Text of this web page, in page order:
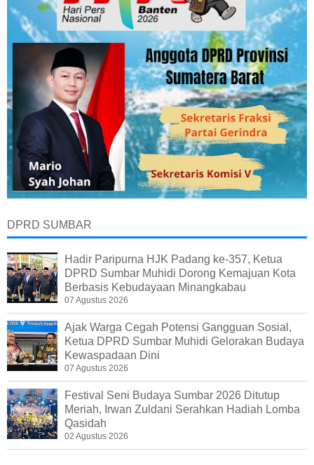
DPRD SUMBAR
Hadir Paripurna HJK Padang ke-357, Ketua
DPRD Sumbar Muhidi Dorong Kemajuan Kota
Berbasis Kebudayaan Minangkabau
07 Agustus 2026
Ajak Warga Cegah Potensi Gangguan Sosial,
Ketua DPRD Sumbar Muhidi Gelorakan Budaya
Kewaspadaan Dini
07 Agustus 2026
Festival Seni Budaya Sumbar 2026 Ditutup
Meriah, Irwan Zuldani Serahkan Hadiah Lomba
Qasidah
02 Agustus 2026